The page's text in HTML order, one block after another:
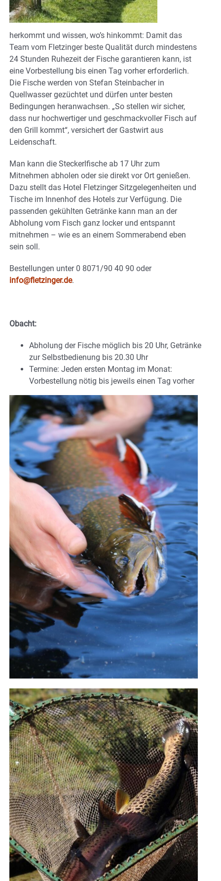
herkommt und wissen, wo’s hinkommt: Damit das
Team vom Fletzinger beste Qualität durch mindestens
24 Stunden Ruhezeit der Fische garantieren kann, ist
eine Vorbestellung bis einen Tag vorher erforderlich.
Die Fische werden von Stefan Steinbacher in
Quellwasser gezüchtet und dürfen unter besten
Bedingungen heranwachsen. „So stellen wir sicher,
dass nur hochwertiger und geschmackvoller Fisch auf
den Grill kommt“, versichert der Gastwirt aus
Leidenschaft.
Man kann die Steckerlfische ab 17 Uhr zum
Mitnehmen abholen oder sie direkt vor Ort genießen.
Dazu stellt das Hotel Fletzinger Sitzgelegenheiten und
Tische im Innenhof des Hotels zur Verfügung. Die
passenden gekühlten Getränke kann man an der
Abholung vom Fisch ganz locker und entspannt
mitnehmen – wie es an einem Sommerabend eben
sein soll.
Bestellungen unter 0 8071/90 40 90 oder
info@fletzinger.de.
Obacht:
Abholung der Fische möglich bis 20 Uhr, Getränke
zur Selbstbedienung bis 20.30 Uhr
Termine: Jeden ersten Montag im Monat:
Vorbestellung nötig bis jeweils einen Tag vorher